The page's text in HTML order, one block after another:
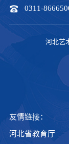
0311-
河北艺
友情链接：
河北省教育厅